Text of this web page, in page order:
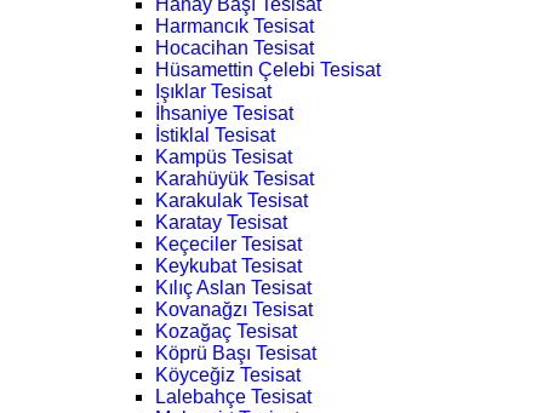
Hanay Başı Tesisat
Harmancık Tesisat
Hocacihan Tesisat
Hüsamettin Çelebi Tesisat
Işıklar Tesisat
İhsaniye Tesisat
İstiklal Tesisat
Kampüs Tesisat
Karahüyük Tesisat
Karakulak Tesisat
Karatay Tesisat
Keçeciler Tesisat
Keykubat Tesisat
Kılıç Aslan Tesisat
Kovanağzı Tesisat
Kozağaç Tesisat
Köprü Başı Tesisat
Köyceğiz Tesisat
Lalebahçe Tesisat